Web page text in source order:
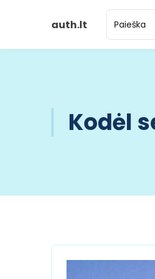
auth.lt
Kodėl